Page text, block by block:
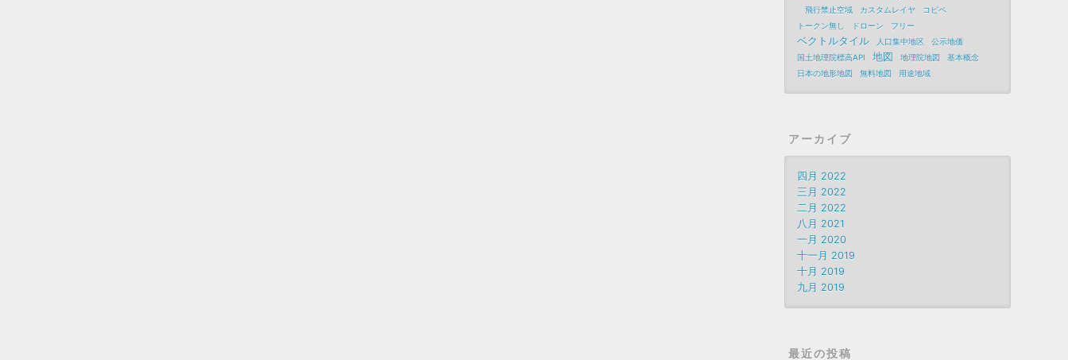
飛行禁止空域
カスタムレイヤ
コピペ
トークン無し
ドローン フリー
ベクトルタイル 人口集中地区
公示地価
国土地理院標高API
地図 地理院地図
基本概念
日本の地形地図
無料地図 用途地域
アーカイブ
四月 2022
三月 2022
二月 2022
八月 2021
一月 2020
十一月 2019
十月 2019
九月 2019
最近の投稿